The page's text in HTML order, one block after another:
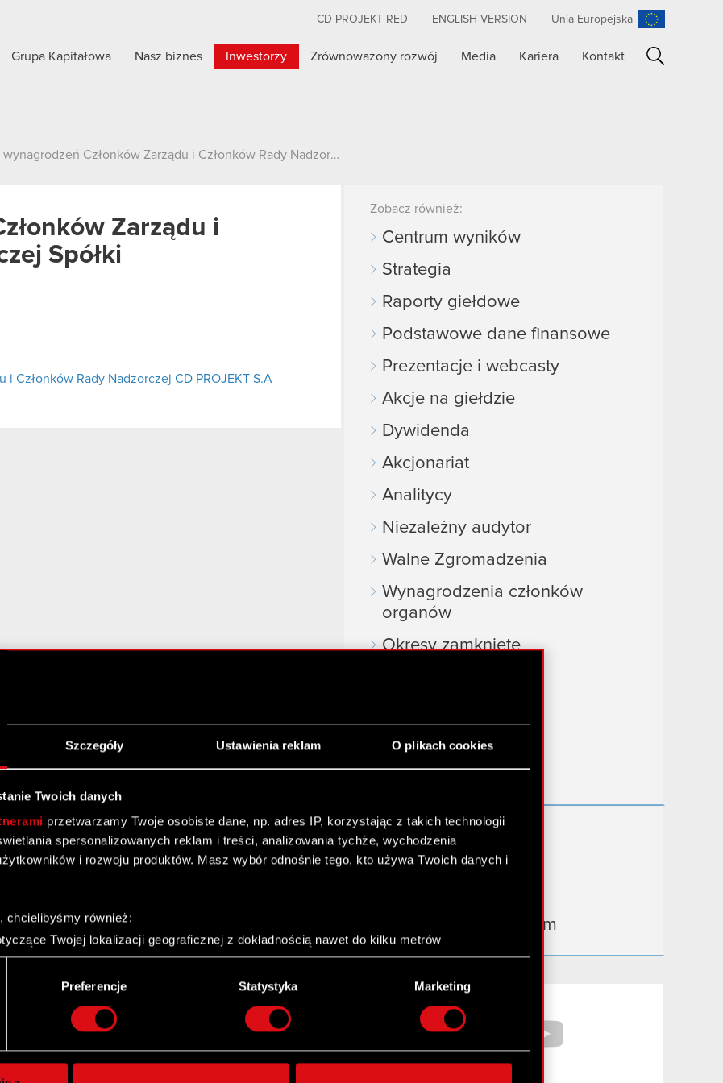
Szczegóły Ustawienia reklam O plikach cookies
Twoich danych
przetwarzamy Twoje osobiste dane, np. adres IP, korzystając z takich technologii
spersonalizowanych reklam i treści, analizowania tychże, wychodzenia
i rozwoju produktów. Masz wybór odnośnie tego, kto używa Twoich danych i
chcielibyśmy również:
Twojej lokalizacji geograficznej z dokładnością nawet do kilku metrów
urządzenie, aktywnie analizując charakteryzującego je zbiory danych (fingerprinting,
tego, jak Twoje osobiste dane są przetwarzane oraz ustaw własne preferencje w
cookie możesz zmienić lub wycofać swoją zgodę w dowolnej chwili.
do spersonalizowania treści i reklam, aby oferować funkcje społecznościowe i
Preferencje Statystyka Marketing
CD PROJEKT RED ENGLISH VERSION Unia Europejska
Grupa Kapitałowa Nasz biznes Inwestorzy Zrównoważony rozwój Media Kariera Kontakt
Członków Zarządu i Członków Rady Nadzorczej Spółki
Zarządu i
Spółki
Członków Rady Nadzorczej CD PROJEKT S.A
Zobacz również:
Centrum wyników
Strategia
Raporty giełdowe
Podstawowe dane finansowe
Prezentacje i webcasty
Akcje na giełdzie
Dywidenda
Akcjonariat
Analitycy
Niezależny audytor
Walne Zgromadzenia
Wynagrodzenia członków
organów
Okresy zamknięte
Przydatne linki
Kontakt IR
Dowiedz się więcej:
thewitcher.com
gear.cdprojektred.com
Facebook